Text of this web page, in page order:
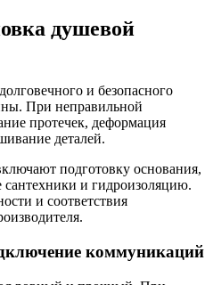
душевой
и безопасного
При неправильной
протечек, деформация
деталей.
подготовку основания,
сантехники и гидроизоляцию.
и соответствия
коммуникаций